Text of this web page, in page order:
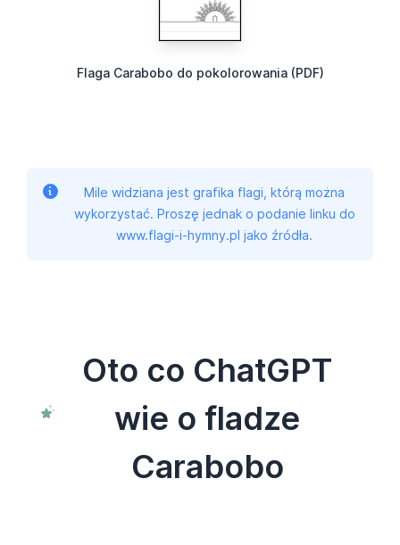
Flaga Carabobo do pokolorowania (PDF)
Mile widziana jest grafika flagi, którą można
wykorzystać. Proszę jednak o podanie linku do
www.flagi-i-hymny.pl jako źródła.
Oto co ChatGPT
wie o fladze
Carabobo